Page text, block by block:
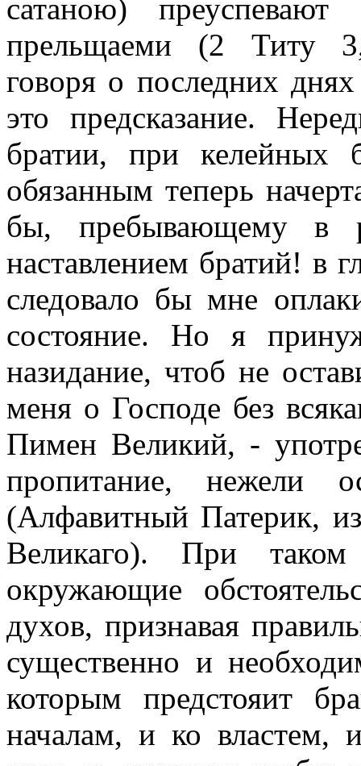
сатаною)
прельщаеми (2 Титу
говоря о последних
это предсказание.
братии, при келейных
обязанным теперь
бы, пребывающему в
наставлением братий! в
следовало бы мне
состояние. Но я
назидание, чтоб не
меня о Господе без
Пимен Великий, -
пропитание, нежели
(Алфавитный Патерик,
Великаго). При
окружающие
духов, признавая
существенно и
которым предстояит
началам, и ко властем,